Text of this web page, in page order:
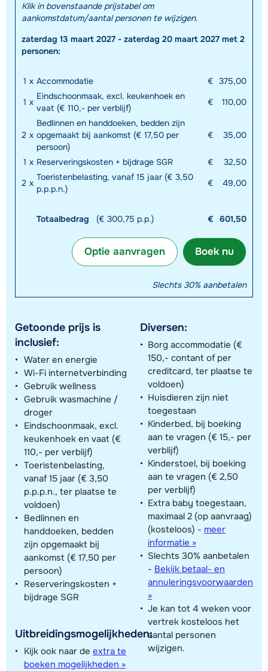
Klik in bovenstaande prijstabel om
aankomstdatum/aantal personen te wijzigen.
zaterdag 13 maart 2027 - zaterdag 20 maart 2027 met 2
personen:
1 x Accommodatie € 375,00
1 x
Eindschoonmaak, excl. keukenhoek en
vaat (€ 110,- per verblijf)
€ 110,00
2 x
Bedlinnen en handdoeken, bedden zijn
opgemaakt bij aankomst (€ 17,50 per
persoon)
€ 35,00
1 x Reserveringskosten + bijdrage SGR €
32,50
2 x
Toeristenbelasting, vanaf 15 jaar (€ 3,50
p.p.p.n.)
€ 49,00
Totaalbedrag (€ 300,75 p.p.) € 601,50
Boek nu
Optie aanvragen
Slechts 30% aanbetalen
Getoonde prijs is
inclusief:
Water en energie
Wi-Fi internetverbinding
Gebruik wellness
Gebruik wasmachine /
droger
Eindschoonmaak, excl.
keukenhoek en vaat (€
110,- per verblijf)
Toeristenbelasting,
vanaf 15 jaar (€ 3,50
p.p.p.n., ter plaatse te
voldoen)
Bedlinnen en
handdoeken, bedden
zijn opgemaakt bij
aankomst (€ 17,50 per
persoon)
Reserveringskosten +
bijdrage SGR
Uitbreidingsmogelijkheden:
Kijk ook naar de extra te
boeken mogelijkheden »
Diversen:
Borg accommodatie (€
150,- contant of per
creditcard, ter plaatse te
voldoen)
Huisdieren zijn niet
toegestaan
Kinderbed, bij boeking
aan te vragen (€ 15,- per
verblijf)
Kinderstoel, bij boeking
aan te vragen (€ 2,50
per verblijf)
Extra baby toegestaan,
maximaal 2 (op aanvraag)
(kosteloos) - meer
informatie »
Slechts 30% aanbetalen
- Bekijk betaal- en
annuleringsvoorwaarden
»
Je kan tot 4 weken voor
vertrek kosteloos het
aantal personen
wijzigen.